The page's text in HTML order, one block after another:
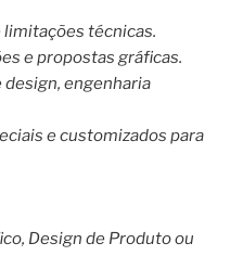
técnicas.
e propostas gráficas.
design, engenharia
e customizados para
Design de Produto ou